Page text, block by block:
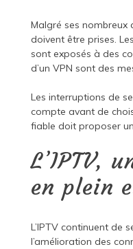
Malgré ses nombreux
doivent être prises.
sont exposés à des
d’un VPN sont des
Les interruptions de
compte avant de
fiable doit proposer
L’IPTV,
en plein
L’IPTV continuent de
l’amélioration des